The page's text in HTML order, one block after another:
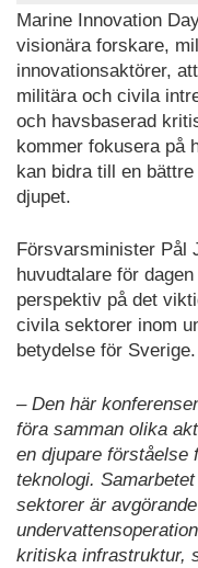
Marine Innovation
visionära forskare,
innovationsaktörer,
militära och civila
och havsbaserad
kommer fokusera på
kan bidra till en
djupet.
Försvarsminister Pål
huvudtalare för
perspektiv på det
civila sektorer inom
betydelse för Sverige.
– Den här
föra samman olika
en djupare förståelse
teknologi.
sektorer är
kritiska infrastruktur,